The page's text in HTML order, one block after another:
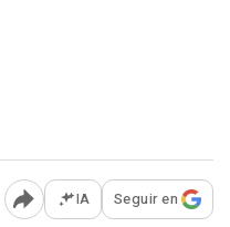
Abrir opciones para
IA Seguir en